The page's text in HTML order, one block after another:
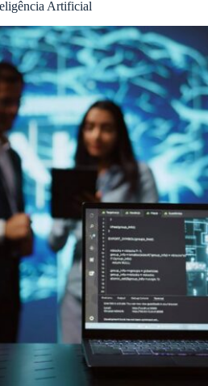
Artificial